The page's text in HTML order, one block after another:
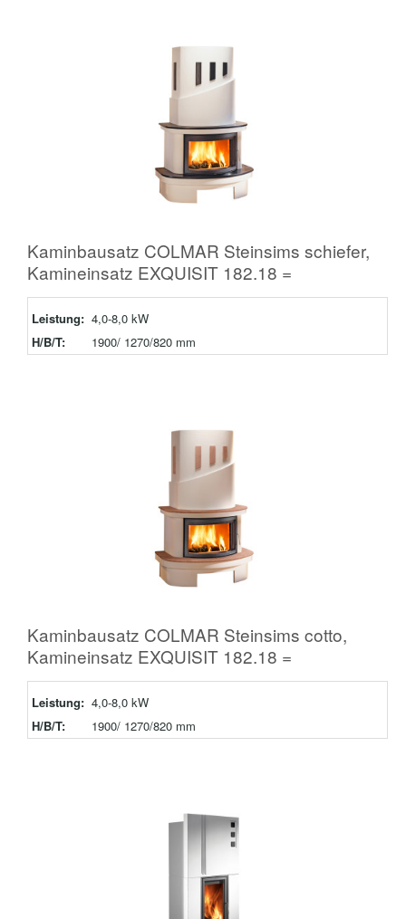
Kaminbausatz COLMAR Steinsims schiefer,
Kamineinsatz EXQUISIT 182.18 =
Leistung: 4,0-8,0 kW
H/B/T:
1900/ 1270/820 mm
Kaminbausatz COLMAR Steinsims cotto,
Kamineinsatz EXQUISIT 182.18 =
Leistung: 4,0-8,0 kW
H/B/T:
1900/ 1270/820 mm